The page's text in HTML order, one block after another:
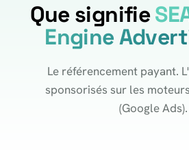
Que signifie
Engine
Le référencement payant.
sponsorisés sur les
(Google Ads).